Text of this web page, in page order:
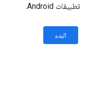
تطبيقات Android.
البدء